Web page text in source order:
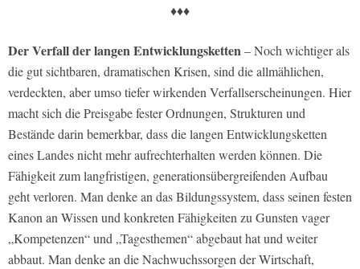
♦♦♦
Der Verfall der langen Entwicklungsketten– Noch wichtiger als
die gut sichtbaren, dramatischen Krisen, sind die allmählichen,
verdeckten, aber umso tiefer wirkenden Verfallserscheinungen. Hier
macht sich die Preisgabe fester Ordnungen, Strukturen und
Bestände darin bemerkbar, dass die langen Entwicklungsketten
eines Landes nicht mehr aufrechterhalten werden können. Die
Fähigkeit zum langfristigen, generationsübergreifenden Aufbau
geht verloren. Man denke an das Bildungssystem, dass seinen festen
Kanon an Wissen und konkreten Fähigkeiten zu Gunsten vager
„Kompetenzen“ und „Tagesthemen“ abgebaut hat und weiter
abbaut. Man denke an die Nachwuchssorgen der Wirtschaft,